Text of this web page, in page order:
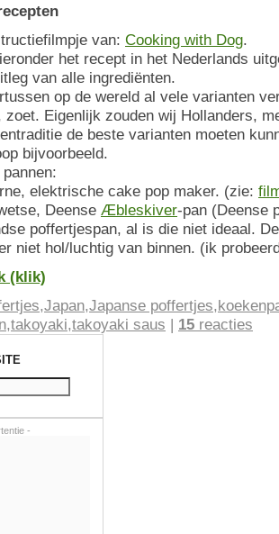
van: Cooking with Dog.
het recept in het Nederlands
van alle ingrediënten.
op de wereld al vele varianten
zoet. Eigenlijk zouden wij Hollanders,
de beste varianten moeten
bijvoorbeeld.
elektrische cake pop maker. (zie:
Deense Æbleskiver-pan (Deense
poffertjespan, al is die niet ideaal.
niet hol/luchtig van binnen. (ik
(klik)
,Japan,Japanse poffertjes,
,takoyaki,takoyaki saus | 15 reacties
-